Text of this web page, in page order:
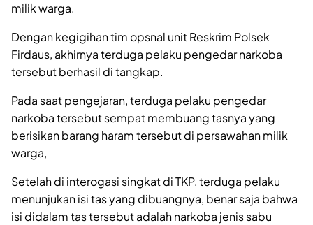
milik warga.
Dengan kegigihan tim opsnal unit Reskrim Polsek
Firdaus, akhirnya terduga pelaku pengedar narkoba
tersebut berhasil di tangkap.
Pada saat pengejaran, terduga pelaku pengedar
narkoba tersebut sempat membuang tasnya yang
berisikan barang haram tersebut di persawahan milik
warga,
Setelah di interogasi singkat di TKP, terduga pelaku
menunjukan isi tas yang dibuangnya, benar saja bahwa
isi didalam tas tersebut adalah narkoba jenis sabu